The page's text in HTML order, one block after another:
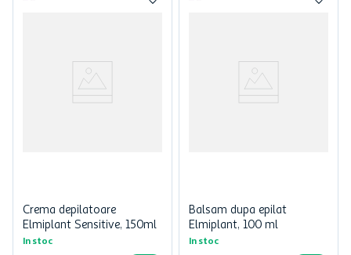
Crema depilatoare
Elmiplant Sensitive, 150ml
In stoc
Balsam dupa epilat
Elmiplant, 100 ml
In stoc